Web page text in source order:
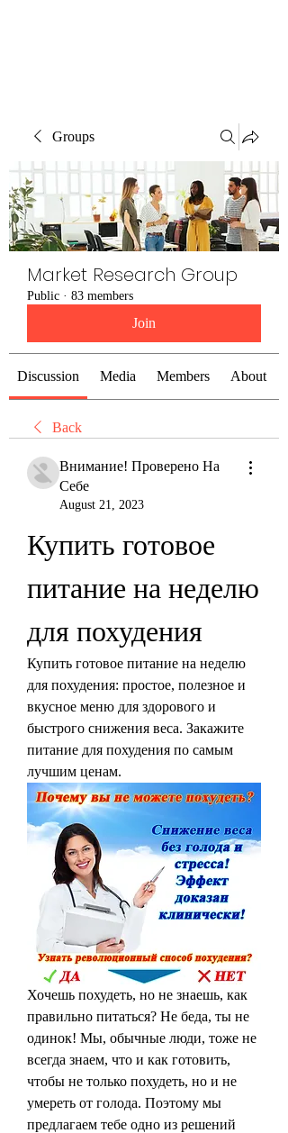
Groups
Market Research Group
Public · 83 members
Join
Discussion Media Members About
Back
Внимание! Проверено На
Себе
August 21, 2023
Купить готовое
питание на неделю
для похудения
Купить готовое питание на неделю
для похудения: простое, полезное и
вкусное меню для здорового и
быстрого снижения веса. Закажите
питание для похудения по самым
лучшим ценам.
Хочешь похудеть, но не знаешь, как
правильно питаться? Не беда, ты не
одинок! Мы, обычные люди, тоже не
всегда знаем, что и как готовить,
чтобы не только похудеть, но и не
умереть от голода. Поэтому мы
предлагаем тебе одно из решений